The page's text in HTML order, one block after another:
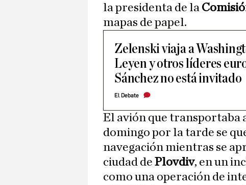
la presidenta de la
mapas de papel.
Zelenski viaja a
Leyen y otros líderes
Sánchez no está invitado
El Debate
El avión que transportaba
domingo por la tarde se
navegación mientras se
ciudad de Plovdiv, en un
como una operación de